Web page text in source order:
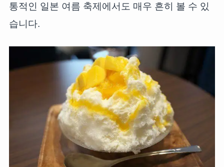
통적인 일본 여름 축제에서도 매우 흔히 볼 수 있
습니다.